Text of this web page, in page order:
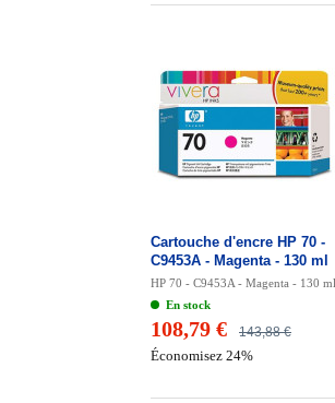
Cartouche d'encre HP 70 -
C9453A - Magenta - 130 ml
HP 70 - C9453A - Magenta - 130 ml
En stock
143,88 €
108,79 €
Économisez 24%